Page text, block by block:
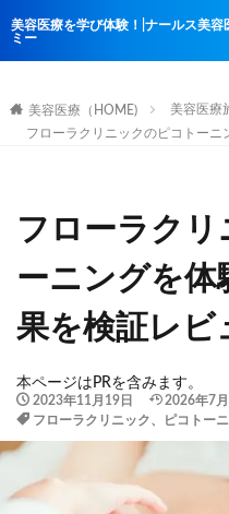
美容医療を学び体験！|ナールス美容
ミー
美容医療（HOME) 美容医療
フローラクリニックのピコトーニ
フローラクリ
ーニングを体
果を検証レビ
本ページはPRを含みます。
2023年11月19日 2026年7月
フローラクリニック、ピコトー